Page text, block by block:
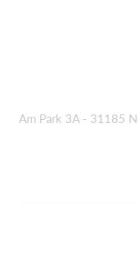
Am Park 3A - 31185